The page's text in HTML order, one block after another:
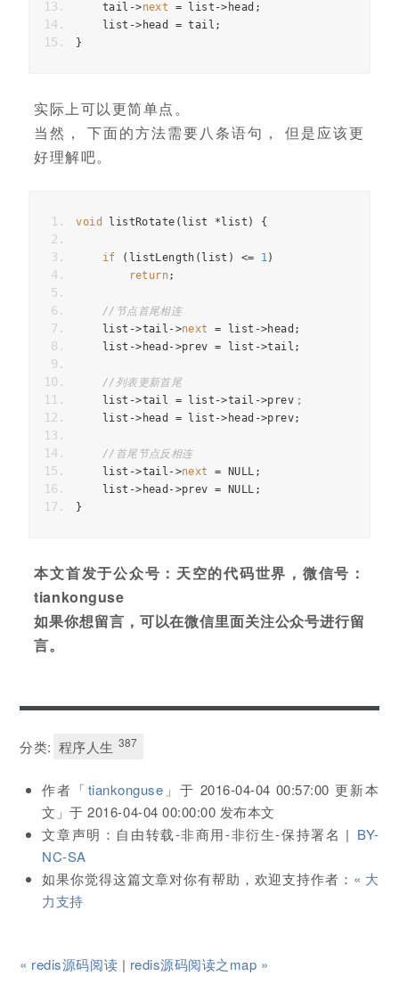
    tail
->next = list -> head ;
    list
-> head = tail ;
}
实际上可以更简单点。
当然， 下面的方法需要八条语句， 但是应该更
好理解吧。
void listRotate ( list * list ) {
if ( listLength ( list ) <= 1)
return;
//节点首尾相连
    list
->tail ->next = list ->head ;
    list
-> head ->prev = list ->tail ;
//列表更新首尾
    list
->tail = list ->tail ->prev；
    list
-> head = list -> head ->prev;
//首尾节点反相连
    list
->tail ->next = NULL ;
    list
-> head ->prev = NULL ;
}
本文首发于公众号：天空的代码世界，微信号：
tiankonguse
如果你想留言，可以在微信里面关注公众号进行留
言。
分类: 程序人生 387
作者「tiankonguse 」于 2016-04-04 00:57:00 更新本
文」于2016-04-04 00:00:00 发布本文
文章声明：自由转载-非商用-非衍生-保持署名 | BY-
NC-SA
如果你觉得这篇文章对你有帮助，欢迎支持作者： « 大
力支持
« redis源码阅读 | redis源码阅读之map »